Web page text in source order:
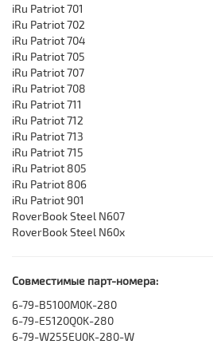
iRu Patriot 701
iRu Patriot 702
iRu Patriot 704
iRu Patriot 705
iRu Patriot 707
iRu Patriot 708
iRu Patriot 711
iRu Patriot 712
iRu Patriot 713
iRu Patriot 715
iRu Patriot 805
iRu Patriot 806
iRu Patriot 901
RoverBook Steel N607
RoverBook Steel N60x
Совместимые парт-номера:
6-79-B5100M0K-280
6-79-E5120Q0K-280
6-79-W255EU0K-280-W